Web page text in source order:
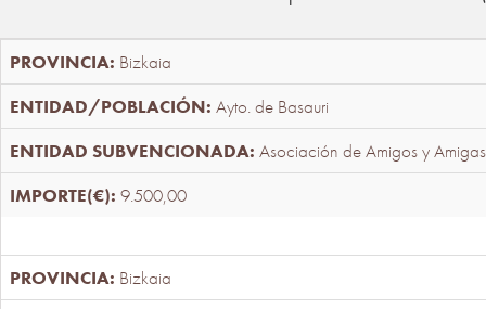
Bizkaia
Ayto. de Basauri
Asociación de Amigos y
9.500,00
Bizkaia